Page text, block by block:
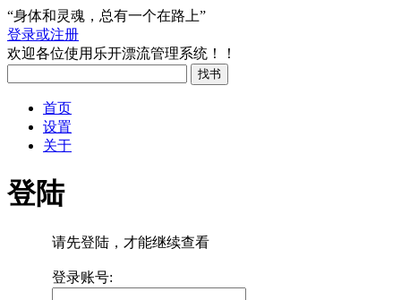
“身体和灵魂，总有一个在路上”
登录或注册
欢迎各位使用乐开漂流管理系统！！
首页
设置
关于
登陆
请先登陆，才能继续查看
登录账号: